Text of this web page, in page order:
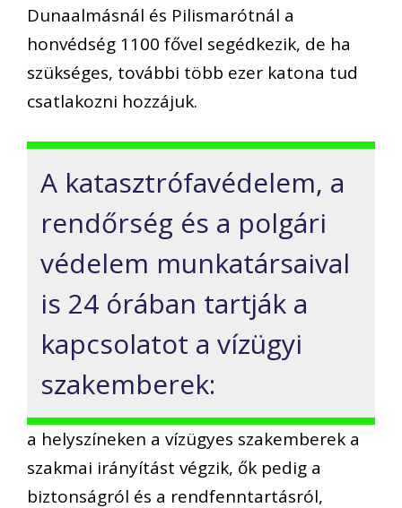
Dunaalmásnál és Pilismarótnál a
honvédség 1100 fővel segédkezik, de ha
szükséges, további több ezer katona tud
csatlakozni hozzájuk.
A katasztrófavédelem, a
rendőrség és a polgári
védelem munkatársaival
is 24 órában tartják a
kapcsolatot a vízügyi
szakemberek:
a helyszíneken a vízügyes szakemberek a
szakmai irányítást végzik, ők pedig a
biztonságról és a rendfenntartásról,